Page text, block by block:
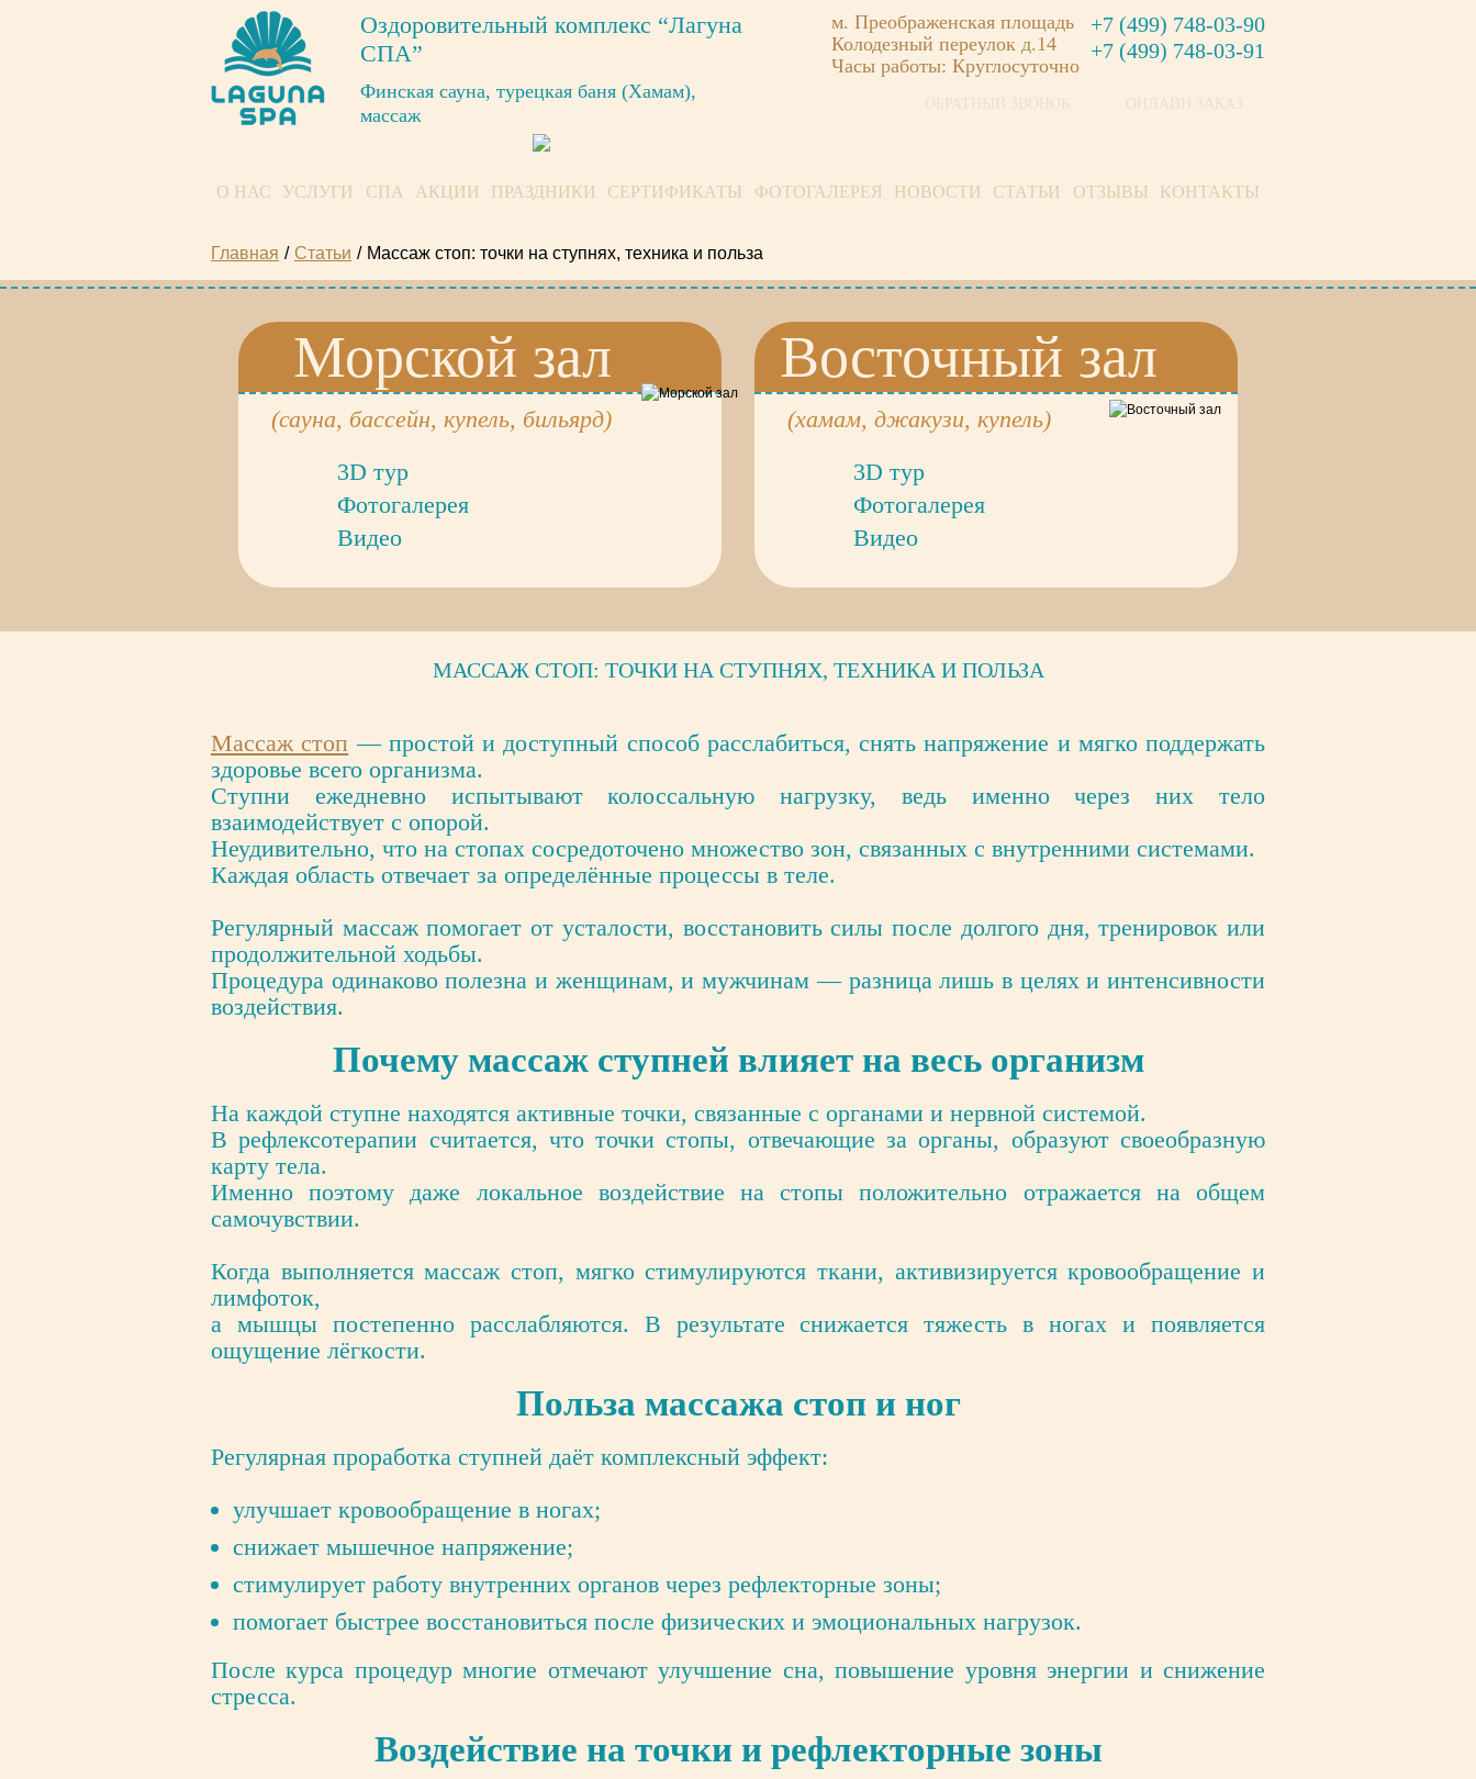
Оздоровительный комплекс “Лагуна
СПА”
Финская сауна, турецкая баня (Хамам),
массаж
+7 (499) 748-03-90
+7 (499) 748-03-91
м. Преображенская площадь
Колодезный переулок д.14
Часы работы: Круглосуточно
ОНЛАЙН ЗАКАЗ
ОБРАТНЫЙ ЗВОНОК
О НАС УСЛУГИ СПА АКЦИИ ПРАЗДНИКИ СЕРТИФИКАТЫ ФОТОГАЛЕРЕЯ НОВОСТИ СТАТЬИ ОТЗЫВЫ КОНТАКТЫ
Главная / Статьи / Массаж стоп: точки на ступнях, техника и польза
Морской зал
(сауна, бассейн, купель, бильярд)
3D тур
Фотогалерея
Видео
Восточный зал
(хамам, джакузи, купель)
3D тур
Фотогалерея
Видео
МАССАЖ СТОП: ТОЧКИ НА СТУПНЯХ, ТЕХНИКА И ПОЛЬЗА
Массаж стоп — простой и доступный способ расслабиться, снять напряжение и мягко поддержать
здоровье всего организма.
Ступни ежедневно испытывают колоссальную нагрузку, ведь именно через них тело
взаимодействует с опорой.
Неудивительно, что на стопах сосредоточено множество зон, связанных с внутренними системами.
Каждая область отвечает за определённые процессы в теле.
Регулярный массаж помогает от усталости, восстановить силы после долгого дня, тренировок или
продолжительной ходьбы.
Процедура одинаково полезна и женщинам, и мужчинам — разница лишь в целях и интенсивности
воздействия.
Почему массаж ступней влияет на весь организм
На каждой ступне находятся активные точки, связанные с органами и нервной системой.
В рефлексотерапии считается, что точки стопы, отвечающие за органы, образуют своеобразную
карту тела.
Именно поэтому даже локальное воздействие на стопы положительно отражается на общем
самочувствии.
Когда выполняется массаж стоп, мягко стимулируются ткани, активизируется кровообращение и
лимфоток,
а мышцы постепенно расслабляются. В результате снижается тяжесть в ногах и появляется
ощущение лёгкости.
Польза массажа стоп и ног
Регулярная проработка ступней даёт комплексный эффект:
улучшает кровообращение в ногах;
снижает мышечное напряжение;
стимулирует работу внутренних органов через рефлекторные зоны;
помогает быстрее восстановиться после физических и эмоциональных нагрузок.
После курса процедур многие отмечают улучшение сна, повышение уровня энергии и снижение
стресса.
Воздействие на точки и рефлекторные зоны